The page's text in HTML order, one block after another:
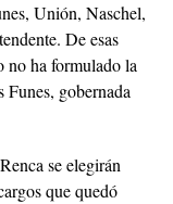
Unión, Naschel,
De esas
no ha formulado la
Funes, gobernada
se elegirán
que quedó